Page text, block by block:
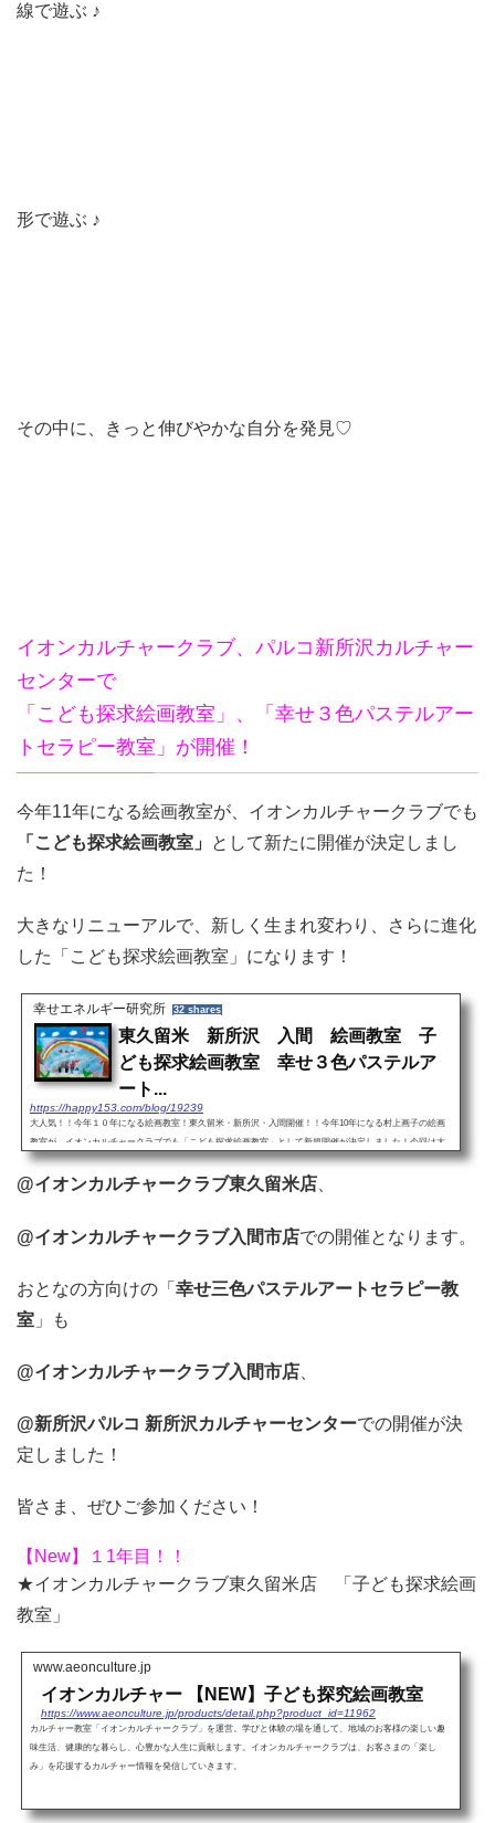
線で遊ぶ ♪
形で遊ぶ ♪
その中に、きっと伸びやかな自分を発見♡
イオンカルチャークラブ、パルコ新所沢カルチャー
センターで
「こども探求絵画教室」、「幸せ３色パステルアー
トセラピー教室」が開催！
今年11年になる絵画教室が、イオンカルチャークラブでも
「こども探求絵画教室」
として新たに開催が決定しまし
た！
大きなリニューアルで、新しく生まれ変わり、さらに進化
した「こども探求絵画教室」になります！
幸せエネルギー研究所 32 shares
東久留米 新所沢 入間 絵画教室 子
ども探求絵画教室 幸せ３色パステルア
ート...
https://happy153.com/blog/19239
大人気！！今年１０年になる絵画教室！東久留米・新所沢・入間開催！！今年10年になる村上画子の絵画
教室が、イオンカルチャークラブでも「こども探求絵画教室」として新規開催が決定しました！今回は大
きなリニューアルがあり、新しく生まれ変わり、さらに進化した...
@イオンカルチャークラブ東久留米店、
@イオンカルチャークラブ入間市店での開催となります。
おとなの方向けの「 幸せ三色パステルアートセラピー教
室 」も
@イオンカルチャークラブ入間市店
@新所沢パルコ 新所沢カルチャーセンターでの開催が決
定しました！
皆さま、ぜひご参加ください！
【New】１1年目！！
★イオンカルチャークラブ東久留米店 「子ども探求絵画
教室」
www.aeonculture.jp
イオンカルチャー 【NEW】子ども探究絵画教室
https://www.aeonculture.jp/products/detail.php?product_id=11962
カルチャー教室「イオンカルチャークラブ」を運営。学びと体験の場を通して、地域のお客様の楽しい趣
味生活、健康的な暮らし、心豊かな人生に貢献します。イオンカルチャークラブは、お客さまの「楽し
み」を応援するカルチャー情報を発信していきます。